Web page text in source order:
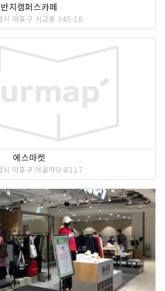
반지캠퍼스카페
시 마포구 서교동 345-16
에스마켓
시 마포구 어울마당로117